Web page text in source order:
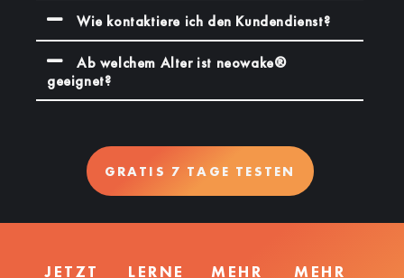
Wie kontaktiere ich den Kundendienst?
Ab welchem Alter ist neowake®
geeignet?
GRATIS 7 TAGE TESTEN
JETZT LERNE MEHR MEHR